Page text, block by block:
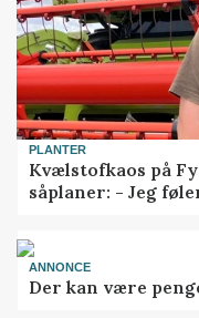
PLANTER
Kvælstofkaos på
såplaner: - Jeg
ANNONCE
Der kan være